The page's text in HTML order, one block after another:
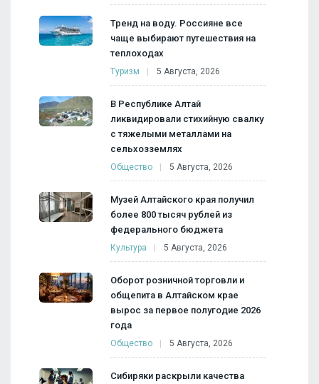
Тренд на воду. Россияне все
чаще выбирают путешествия на
теплоходах
Туризм 5 Августа, 2026
В Республике Алтай
ликвидировали стихийную свалку
с тяжелыми металлами на
сельхозземлях
Общество 5 Августа, 2026
Музей Алтайского края получил
более 800 тысяч рублей из
федерального бюджета
Культура 5 Августа, 2026
Оборот розничной торговли и
общепита в Алтайском крае
вырос за первое полугодие 2026
года
Общество 5 Августа, 2026
Сибиряки раскрыли качества